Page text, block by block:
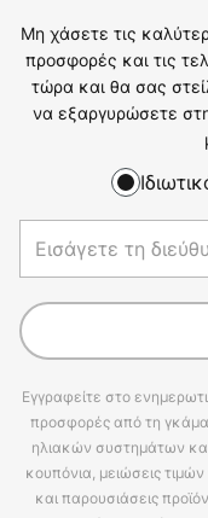
Μη χάσετε τις
προσφορές και τις
τώρα και θα σας
να εξαργυρώσετε
Εγγραφείτε στο
προσφορές από τη
ηλιακών συστημάτων
κουπόνια, μειώσεις
και παρουσιάσεις